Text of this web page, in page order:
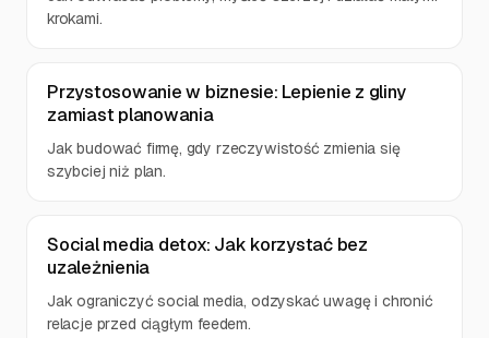
krokami.
Przystosowanie w biznesie: Lepienie z gliny
zamiast planowania
Jak budować firmę, gdy rzeczywistość zmienia się
szybciej niż plan.
Social media detox: Jak korzystać bez
uzależnienia
Jak ograniczyć social media, odzyskać uwagę i chronić
relacje przed ciągłym feedem.